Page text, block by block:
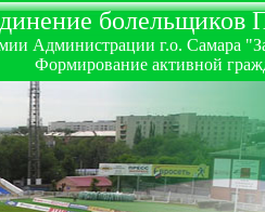
Администрации г.о. Самара
Формирование активной